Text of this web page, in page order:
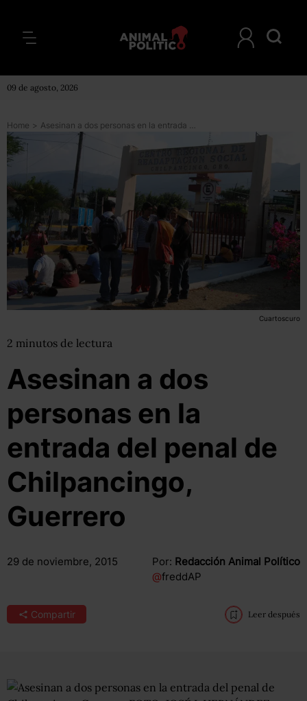
09 de agosto, 2026
Home > Asesinan a dos personas en la entrada del penal de Chilpancingo, Guerrero
Cuartoscuro
2 minutos de lectura
Asesinan a dos
personas en la
entrada del penal de
Chilpancingo,
Guerrero
29 de noviembre, 2015 Por: Redacción Animal Político
@freddAP
Compartir Leer después